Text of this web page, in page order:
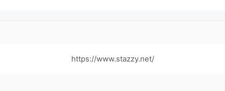
https://www.stazzy.net/